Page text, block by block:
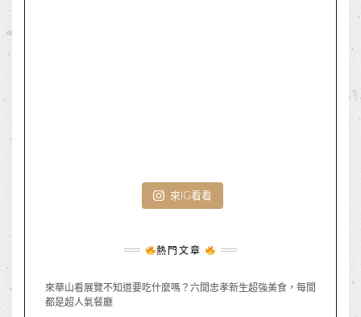
來IG看看
熱門文章
來華山看展覽不知道要吃什麼嗎？六間忠孝新生超強美食，每間
都是超人氣餐廳